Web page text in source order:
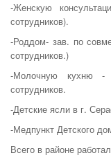
-Женскую
сотрудников).
-Роддом- зав. по
сотрудников.)
-Молочную кухню -
сотрудников.
-Детские ясли в г.
-Медпункт Детского
Всего в районе